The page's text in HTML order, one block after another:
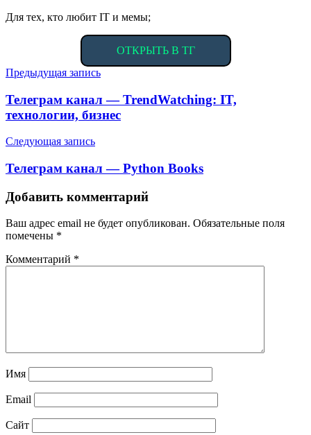
Для тех, кто любит IT и мемы;
ОТКРЫТЬ В ТГ
Навигация
по
записям
Предыдущая запись
Телеграм канал — TrendWatching: IT,
технологии, бизнес
Следующая запись
Телеграм канал — Python Books
Добавить комментарий
Ваш адрес email не будет опубликован. Обязательные поля
помечены *
Комментарий *
Имя
Email
Сайт